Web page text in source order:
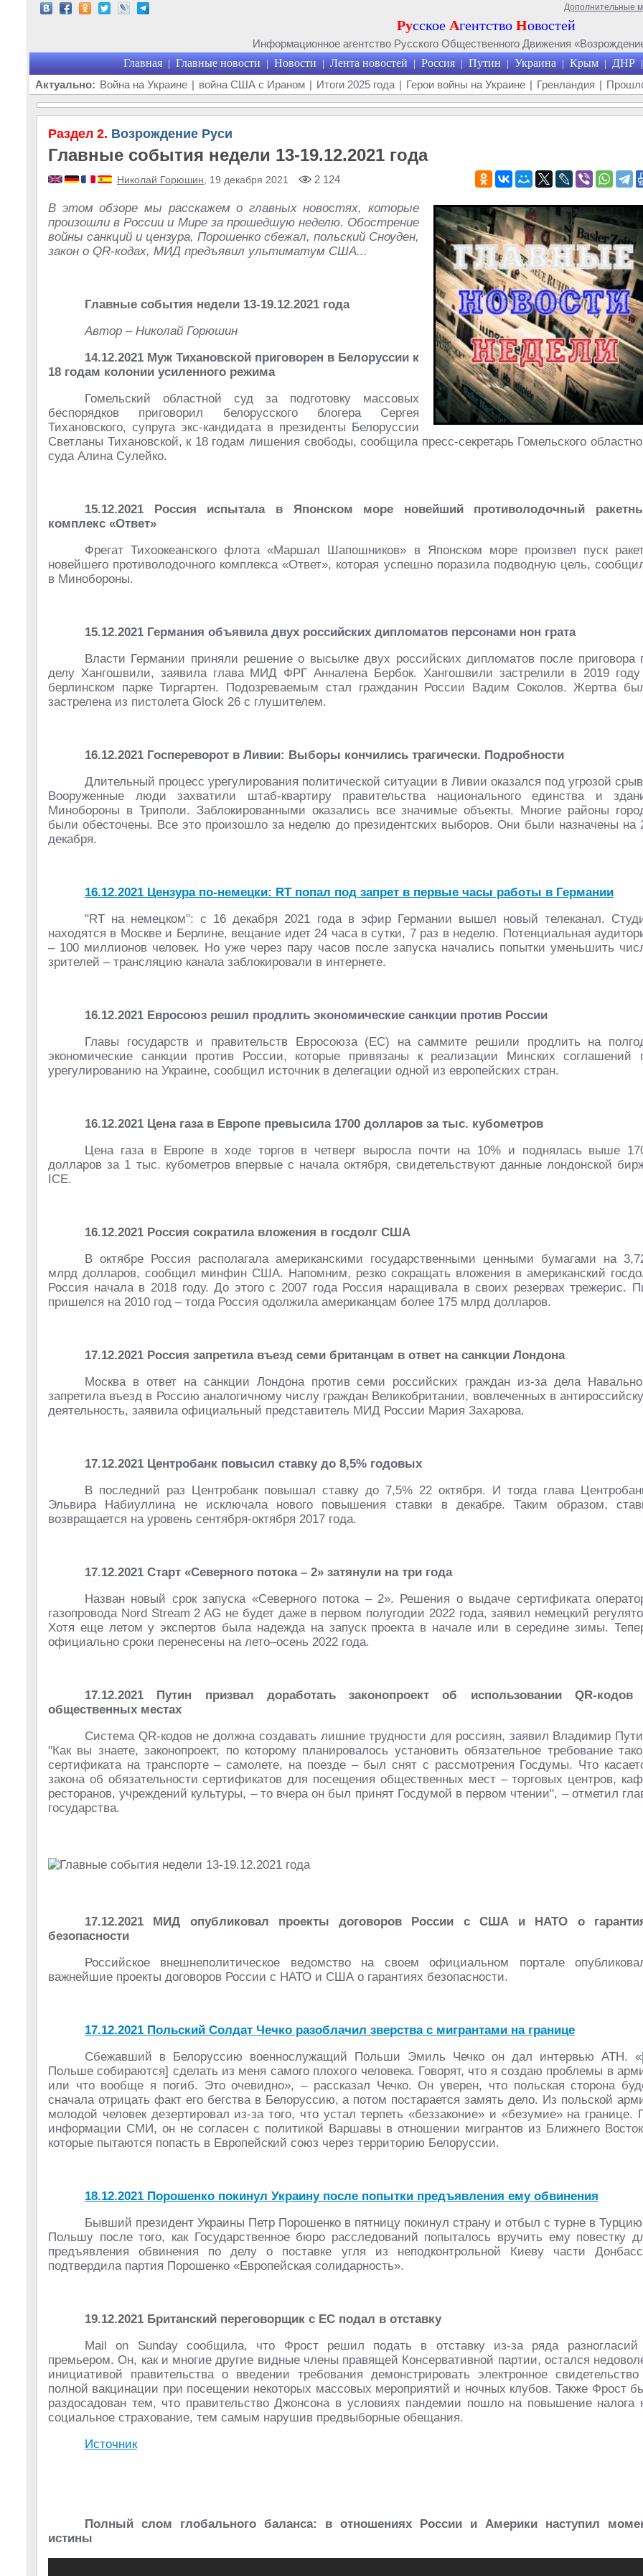
Дополнительные
Русское Агентство Новостей
Информационное агентство Русского Общественного Движения
Главная | Главные новости | Новости | Лента новостей | Россия | Путин | Украина | Крым | ДНР |
Актуально: Война на Украине | война США с Ираном | Итоги 2025 года | Герои войны на Украине | Гренландия |
Раздел 2. Возрождение Руси
Главные события недели 13-19.12.2021 года
Николай Горюшин , 19 декабря 2021 2 124
В этом обзоре мы расскажем о главных новостях, которые
произошли в России и Мире за прошедшую неделю. Обострение
войны санкций и цензура, Порошенко сбежал, польский Сноуден,
закон о QR-кодах, МИД предъявил ультиматум США...
Главные события недели 13-19.12.2021 года
Автор – Николай Горюшин
14.12.2021 Муж Тихановской приговорен в Белоруссии к
18 годам колонии усиленного режима
Гомельский областной суд за подготовку массовых
беспорядков приговорил белорусского блогера Сергея
Тихановского, супруга экс-кандидата в президенты Белоруссии
Светланы Тихановской, к 18 годам лишения свободы, сообщила пресс-секретарь Гомельского
суда Алина Сулейко.
15.12.2021 Россия испытала в Японском море новейший противолодочный
комплекс «Ответ»
Фрегат Тихоокеанского флота «Маршал Шапошников» в Японском море произвел пуск
новейшего противолодочного комплекса «Ответ», которая успешно поразила подводную цель,
в Минобороны.
15.12.2021 Германия объявила двух российских дипломатов персонами нон грата
Власти Германии приняли решение о высылке двух российских дипломатов после приговора
делу Хангошвили, заявила глава МИД ФРГ Анналена Бербок. Хангошвили застрелили в 2019
берлинском парке Тиргартен. Подозреваемым стал гражданин России Вадим Соколов. Жертва
застрелена из пистолета Glock 26 с глушителем.
16.12.2021 Госпереворот в Ливии: Выборы кончились трагически. Подробности
Длительный процесс урегулирования политической ситуации в Ливии оказался под угрозой
Вооруженные люди захватили штаб-квартиру правительства национального единства и
Минобороны в Триполи. Заблокированными оказались все значимые объекты. Многие районы
были обесточены. Все это произошло за неделю до президентских выборов. Они были назначены на
декабря.
16.12.2021 Цензура по-немецки: RT попал под запрет в первые часы работы в Германии
"RT на немецком": с 16 декабря 2021 года в эфир Германии вышел новый телеканал.
находятся в Москве и Берлине, вещание идет 24 часа в сутки, 7 раз в неделю. Потенциальная
– 100 миллионов человек. Но уже через пару часов после запуска начались попытки уменьшить
зрителей – трансляцию канала заблокировали в интернете.
16.12.2021 Евросоюз решил продлить экономические санкции против России
Главы государств и правительств Евросоюза (ЕС) на саммите решили продлить на
экономические санкции против России, которые привязаны к реализации Минских соглашений
урегулированию на Украине, сообщил источник в делегации одной из европейских стран.
16.12.2021 Цена газа в Европе превысила 1700 долларов за тыс. кубометров
Цена газа в Европе в ходе торгов в четверг выросла почти на 10% и поднялась выше
долларов за 1 тыс. кубометров впервые с начала октября, свидетельствуют данные лондонской
ICE.
16.12.2021 Россия сократила вложения в госдолг США
В октябре Россия располагала американскими государственными ценными бумагами на
млрд долларов, сообщил минфин США. Напомним, резко сокращать вложения в американский
Россия начала в 2018 году. До этого с 2007 года Россия наращивала в своих резервах трежерис.
пришелся на 2010 год – тогда Россия одолжила американцам более 175 млрд долларов.
17.12.2021 Россия запретила въезд семи британцам в ответ на санкции Лондона
Москва в ответ на санкции Лондона против семи российских граждан из-за дела
запретила въезд в Россию аналогичному числу граждан Великобритании, вовлеченных в
деятельность, заявила официальный представитель МИД России Мария Захарова.
17.12.2021 Центробанк повысил ставку до 8,5% годовых
В последний раз Центробанк повышал ставку до 7,5% 22 октября. И тогда глава
Эльвира Набиуллина не исключала нового повышения ставки в декабре. Таким образом,
возвращается на уровень сентября-октября 2017 года.
17.12.2021 Старт «Северного потока – 2» затянули на три года
Назван новый срок запуска «Северного потока – 2». Решения о выдаче сертификата
газопровода Nord Stream 2 AG не будет даже в первом полугодии 2022 года, заявил немецкий
Хотя еще летом у экспертов была надежда на запуск проекта в начале или в середине зимы.
официально сроки перенесены на лето–осень 2022 года.
17.12.2021 Путин призвал доработать законопроект об использовании QR-
общественных местах
Система QR-кодов не должна создавать лишние трудности для россиян, заявил Владимир
"Как вы знаете, законопроект, по которому планировалось установить обязательное требование
сертификата на транспорте – самолете, на поезде – был снят с рассмотрения Госдумы. Что
закона об обязательности сертификатов для посещения общественных мест – торговых центров,
ресторанов, учреждений культуры, – то вчера он был принят Госдумой в первом чтении", – отметил
государства.
17.12.2021 МИД опубликовал проекты договоров России с США и НАТО о
безопасности
Российское внешнеполитическое ведомство на своем официальном портале
важнейшие проекты договоров России с НАТО и США о гарантиях безопасности.
17.12.2021 Польский Солдат Чечко разоблачил зверства с мигрантами на границе
Сбежавший в Белоруссию военнослужащий Польши Эмиль Чечко он дал интервью АТН.
Польше собираются] сделать из меня самого плохого человека. Говорят, что я создаю проблемы в
или что вообще я погиб. Это очевидно», – рассказал Чечко. Он уверен, что польская сторона
сначала отрицать факт его бегства в Белоруссию, а потом постарается замять дело. Из польской
молодой человек дезертировал из-за того, что устал терпеть «беззаконие» и «безумие» на границе.
информации СМИ, он не согласен с политикой Варшавы в отношении мигрантов из Ближнего
которые пытаются попасть в Европейский союз через территорию Белоруссии.
18.12.2021 Порошенко покинул Украину после попытки предъявления ему обвинения
Бывший президент Украины Петр Порошенко в пятницу покинул страну и отбыл с турне в
Польшу после того, как Государственное бюро расследований попыталось вручить ему повестку
предъявления обвинения по делу о поставке угля из неподконтрольной Киеву части
подтвердила партия Порошенко «Европейская солидарность».
19.12.2021 Британский переговорщик с ЕС подал в отставку
Mail on Sunday сообщила, что Фрост решил подать в отставку из-за ряда
премьером. Он, как и многие другие видные члены правящей Консервативной партии, остался
инициативой правительства о введении требования демонстрировать электронное
полной вакцинации при посещении некоторых массовых мероприятий и ночных клубов. Также Фрост
раздосадован тем, что правительство Джонсона в условиях пандемии пошло на повышение налога
социальное страхование, тем самым нарушив предвыборные обещания.
Источник
Полный слом глобального баланса: в отношениях России и Америки наступил
истины